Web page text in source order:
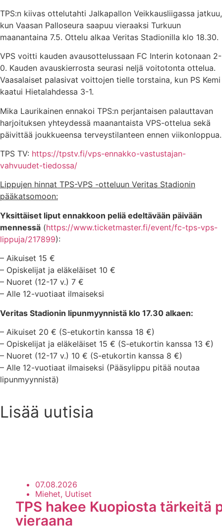
TPS:n kiivas ottelutahti Jalkapallon Veikkausliigassa jatkuu,
kun Vaasan Palloseura saapuu vieraaksi Turkuun
maanantaina 7.5. Ottelu alkaa Veritas Stadionilla klo 18.30.
VPS voitti kauden avausottelussaan FC Interin kotonaan 2-
0. Kauden avauskierrosta seurasi neljä voitotonta ottelua.
Vaasalaiset palasivat voittojen tielle torstaina, kun PS Kemi
kaatui Hietalahdessa 3-1.
Mika Laurikainen ennakoi TPS:n perjantaisen palauttavan
harjoituksen yhteydessä maanantaista VPS-ottelua sekä
päivittää joukkueensa terveystilanteen ennen viikonloppua.
TPS TV: https://tpstv.fi/vps-ennakko-vastustajan-
vahvuudet-tiedossa/
Lippujen hinnat TPS-VPS -otteluun Veritas Stadionin
pääkatsomoon:
Yksittäiset liput ennakkoon peliä edeltävään päivään
mennessä (https://www.ticketmaster.fi/event/fc-tps-vps-
lippuja/217899):
– Aikuiset 15 €
– Opiskelijat ja eläkeläiset 10 €
– Nuoret (12-17 v.) 7 €
– Alle 12-vuotiaat ilmaiseksi
Veritas Stadionin lipunmyynnistä klo 17.30 alkaen:
– Aikuiset 20 € (S-etukortin kanssa 18 €)
– Opiskelijat ja eläkeläiset 15 € (S-etukortin kanssa 13 €)
– Nuoret (12-17 v.) 10 € (S-etukortin kanssa 8 €)
– Alle 12-vuotiaat ilmaiseksi (Pääsylippu pitää noutaa
lipunmyynnistä)
Lisää uutisia
07.08.2026
Miehet, Uutiset
TPS hakee Kuopiosta tärkeitä
vieraana